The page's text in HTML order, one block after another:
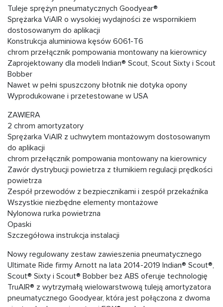
Tuleje sprężyn pneumatycznych Goodyear®
Sprężarka ViAIR o wysokiej wydajności ze wspornikiem
dostosowanym do aplikacji
Konstrukcja aluminiowa kęsów 6061-T6
chrom przełącznik pompowania montowany na kierownicy
Zaprojektowany dla modeli Indian® Scout, Scout Sixty i Scout
Bobber
Nawet w pełni spuszczony błotnik nie dotyka opony
Wyprodukowane i przetestowane w USA
ZAWIERA
2 chrom amortyzatory
Sprężarka ViAIR z uchwytem montażowym dostosowanym
do aplikacji
chrom przełącznik pompowania montowany na kierownicy
Zawór dystrybucji powietrza z tłumikiem regulacji prędkości
powietrza
Zespół przewodów z bezpiecznikami i zespół przekaźnika
Wszystkie niezbędne elementy montażowe
Nylonowa rurka powietrzna
Opaski
Szczegółowa instrukcja instalacji
Nowy regulowany zestaw zawieszenia pneumatycznego
Ultimate Ride firmy Arnott na lata 2014-2019 Indian® Scout®,
Scout® Sixty i Scout® Bobber bez ABS oferuje technologię
TruAIR® z wytrzymałą wielowarstwową tuleją amortyzatora
pneumatycznego Goodyear, która jest połączona z dwoma